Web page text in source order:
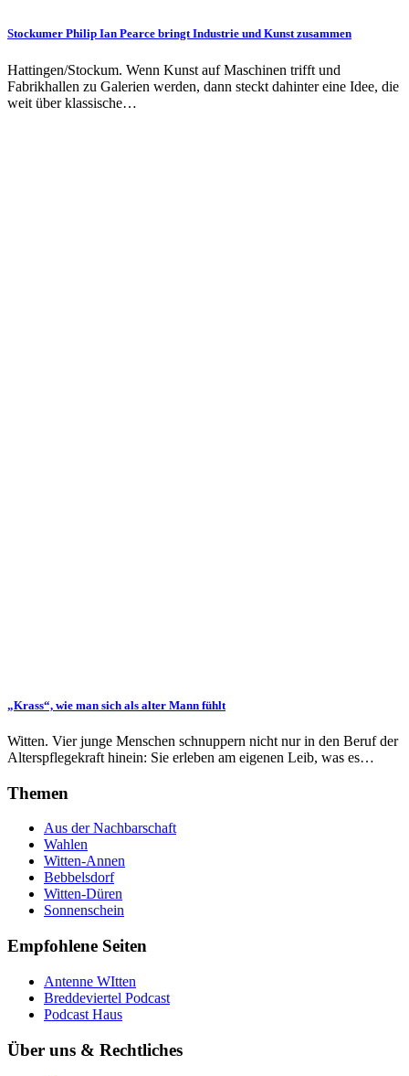
Stockumer Philip Ian Pearce bringt Industrie und Kunst zusammen
Hattingen/Stockum. Wenn Kunst auf Maschinen trifft und
Fabrikhallen zu Galerien werden, dann steckt dahinter eine Idee, die
weit über klassische…
„Krass“, wie man sich als alter Mann fühlt
Witten. Vier junge Menschen schnuppern nicht nur in den Beruf der
Alterspflegekraft hinein: Sie erleben am eigenen Leib, was es…
Themen
Aus der Nachbarschaft
Wahlen
Witten-Annen
Bebbelsdorf
Witten-Düren
Sonnenschein
Empfohlene Seiten
Antenne WItten
Breddeviertel Podcast
Podcast Haus
Über uns & Rechtliches